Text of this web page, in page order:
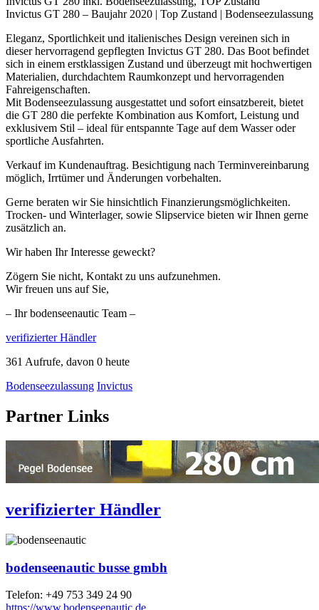
Invictus GT 280 – Baujahr 2020 | Top Zustand | Bodenseezulassung
Eleganz, Sportlichkeit und italienisches Design vereinen sich in
dieser hervorragend gepflegten Invictus GT 280. Das Boot befindet
sich in einem erstklassigen Zustand und überzeugt mit hochwertigen
Materialien, durchdachtem Raumkonzept und hervorragenden
Fahreigenschaften.
Mit Bodenseezulassung ausgestattet und sofort einsatzbereit, bietet
die GT 280 die perfekte Kombination aus Komfort, Leistung und
exklusivem Stil – ideal für entspannte Tage auf dem Wasser oder
sportliche Ausfahrten.
Verkauf im Kundenauftrag. Besichtigung nach Terminvereinbarung
möglich, Irrtümer und Änderungen vorbehalten.
Gerne beraten wir Sie hinsichtlich Finanzierungsmöglichkeiten.
Trocken- und Winterlager, sowie Slipservice bieten wir Ihnen gerne
zusätzlich an.
Wir haben Ihr Interesse geweckt?
Zögern Sie nicht, Kontakt zu uns aufzunehmen.
Wir freuen uns auf Sie,
– Ihr bodenseenautic Team –
verifizierter Händler
361 Aufrufe, davon 0 heute
Bodenseezulassung Invictus
Partner Links
verifizierter Händler
bodenseenautic busse gmbh
Telefon: +49 753 349 24 90